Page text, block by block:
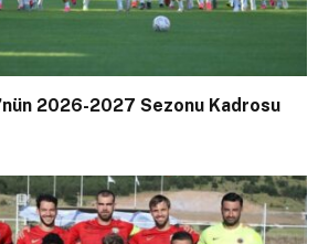
2026-2027 Sezonu Kadrosu